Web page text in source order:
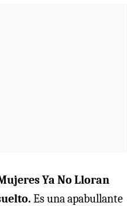
Ya No Lloran
Es una apabullante